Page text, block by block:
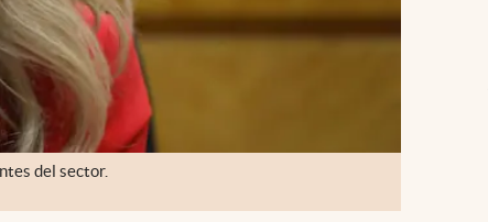
del sector.